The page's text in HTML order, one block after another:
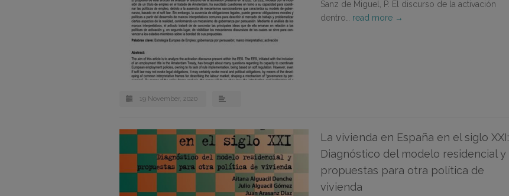
Sanz de Miguel, P. El discurso de la activación
dentro… read more →
19 November, 2020
La vivienda en España en el siglo XXI:
Diagnóstico del modelo residencial y
propuestas para otra política de
vivienda